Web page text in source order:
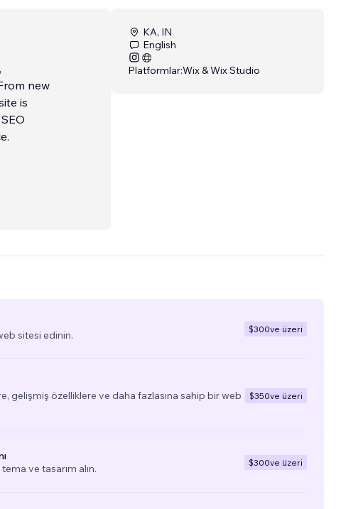
new
is
KA, IN
English
Platformlar:Wix & Wix Studio
sitesi edinin.
$300ve üzeri
gelişmiş özelliklere ve daha fazlasına sahip bir web
$350ve üzeri
ve tasarım alın.
$300ve üzeri